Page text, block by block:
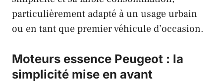
particulièrement adapté à un usage urbain
ou en tant que premier véhicule d’occasion.
Moteurs essence Peugeot : la
simplicité mise en avant